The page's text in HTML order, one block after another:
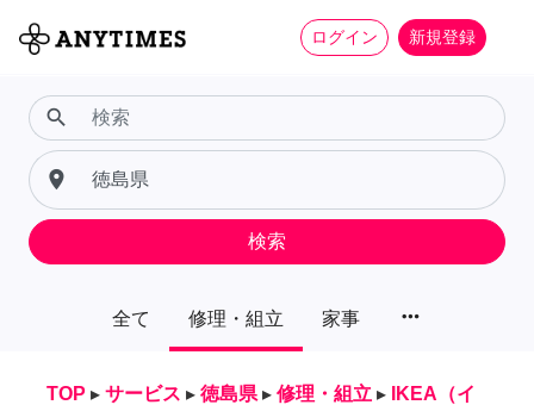
ログイン 新規登録
全て 修理・組立 家事 more_horiz
search
place
検索
TOP ▸ サービス ▸ 徳島県 ▸ 修理・組立 ▸
IKEA（イ